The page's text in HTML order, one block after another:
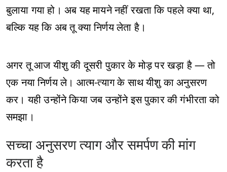
बुलाया गया हो। अब यह मायने नहीं रखता कि पहले क्या था,
बल्कि यह कि अब तू क्या निर्णय लेता है।
अगर तू आज यीशु की दूसरी पुकार के मोड़ पर खड़ा है — तो
एक नया निर्णय ले। आत्म-त्याग के साथ यीशु का अनुसरण
कर। यही उन्होंने किया जब उन्होंने इस पुकार की गंभीरता को
समझा।
सच्चा अनुसरण त्याग और समर्पण की मांग
करता है